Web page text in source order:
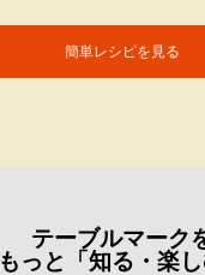
簡単レシピを見る
テーブルマーク
もっと「知る・楽し